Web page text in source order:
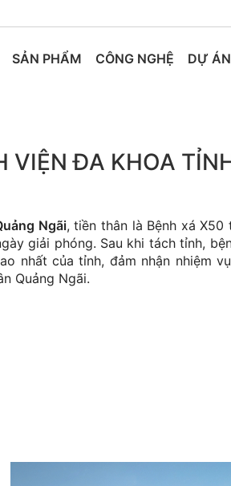
SẢN PHẨM CÔNG NGHỆ DỰ ÁN
VIỆN ĐA KHOA
Ngãi, tiền thân là Bệnh xá X50
giải phóng. Sau khi tách tỉnh,
nhất của tỉnh, đảm nhận nhiệm
Quảng Ngãi.